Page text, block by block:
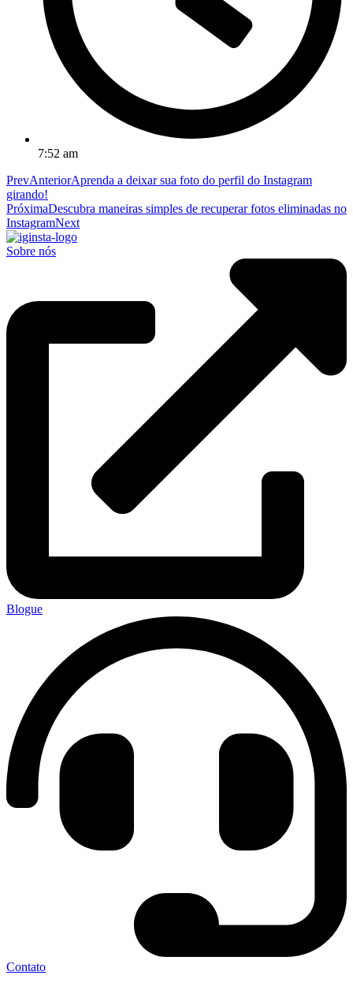
7:52 am
PrevAnteriorAprenda a deixar sua foto do perfil do Instagram
girando!
PróximaDescubra maneiras simples de recuperar fotos eliminadas no
InstagramNext
Sobre nós
Blogue
Contato